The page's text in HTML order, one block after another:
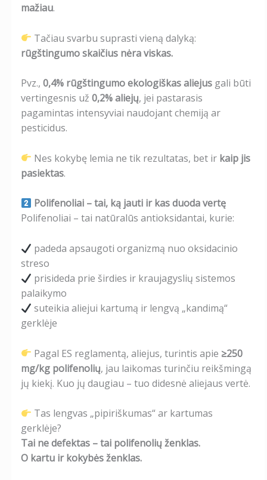
mažiau.
Tačiau svarbu suprasti vieną dalyką:
rūgštingumo skaičius nėra viskas.
Pvz., 0,4% rūgštingumo ekologiškas aliejusgali būti
vertingesnis už 0,2% aliejų, jei pastarasis
pagamintas intensyviai naudojant chemiją ar
pesticidus.
Nes kokybę lemia ne tik rezultatas, bet ir kaip jis
pasiektas.
Polifenoliai – tai, ką jauti ir kas duoda vertę
Polifenoliai – tai natūralūs antioksidantai, kurie:
padeda apsaugoti organizmą nuo oksidacinio
streso
prisideda prie širdies ir kraujagyslių sistemos
palaikymo
suteikia aliejui kartumą ir lengvą „kandimą“
gerklėje
Pagal ES reglamentą, aliejus, turintis apie ≥250
mg/kg polifenolių, jau laikomas turinčiu reikšmingą
jų kiekį. Kuo jų daugiau – tuo didesnė aliejaus vertė.
Tas lengvas „pipiriškumas“ ar kartumas
gerklėje?
Tai ne defektas – tai polifenolių ženklas.
O kartu ir kokybės ženklas.